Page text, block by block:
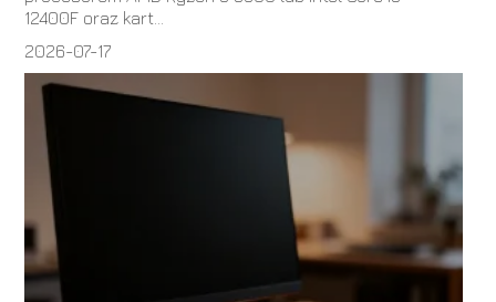
12400F oraz kart...
2026-07-17